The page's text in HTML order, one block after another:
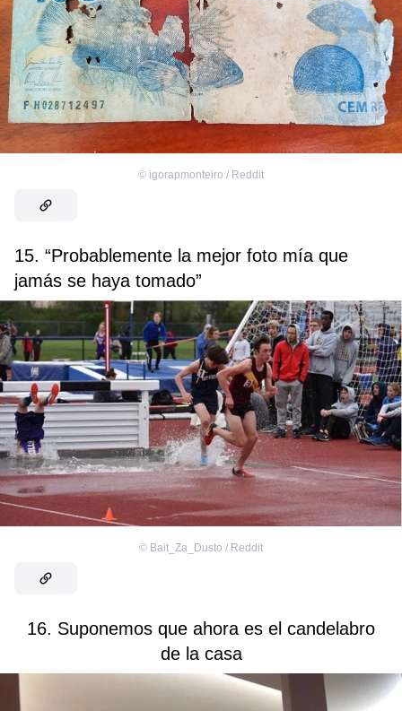
© igorapmonteiro / Reddit
15. “Probablemente la mejor foto mía que
jamás se haya tomado”
© Bait_Za_Dusto / Reddit
16. Suponemos que ahora es el candelabro
de la casa